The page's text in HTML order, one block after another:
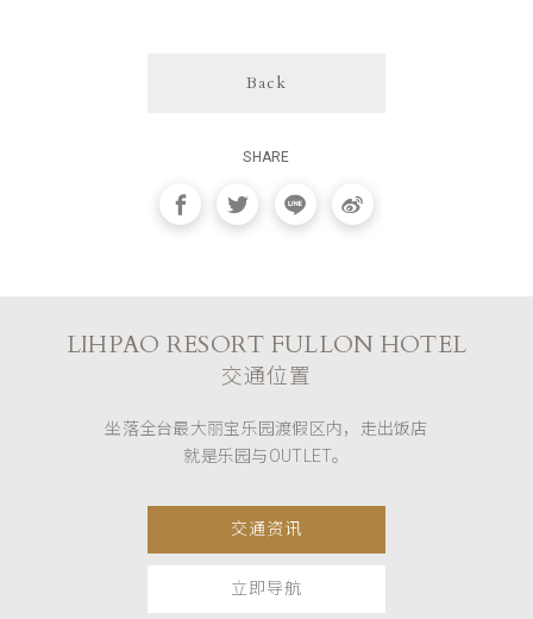
Back
SHARE
LIHPAO RESORT FULLON HOTEL
交通位置
坐落全台最大丽宝乐园渡假区内，走出饭店
就是乐园与OUTLET。
交通资讯
立即导航